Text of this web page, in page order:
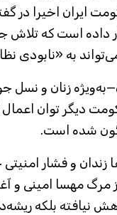
اخیرا در
داده است که تلاش
به «نابودی
زنان و
دیگر توان
شده است.
و فشار امنیتی
مهسا امینی و
نیافته بلکه